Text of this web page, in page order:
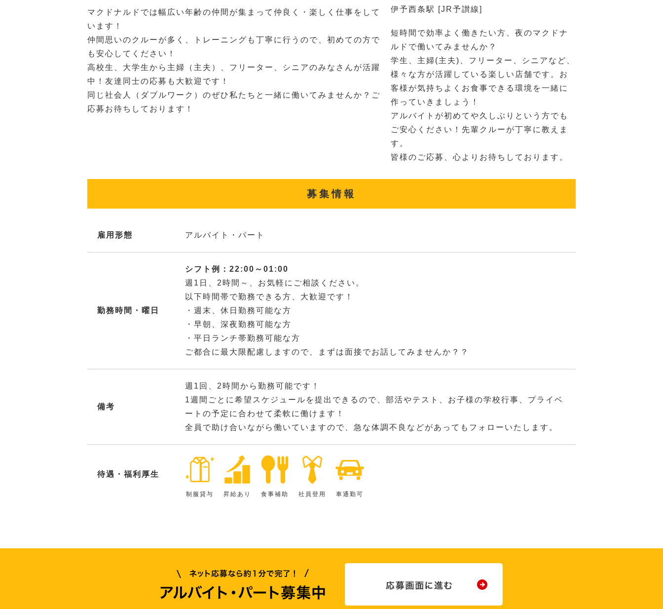
マクドナルドでは幅広い年齢の仲間が集まって仲良く・楽しく仕事をして
います！
仲間思いのクルーが多く、トレーニングも丁寧に行うので、初めての方で
も安心してください！
高校生、大学生から主婦（主夫）、フリーター、シニアのみなさんが活躍
中！友達同士の応募も大歓迎です！
同じ社会人（ダブルワーク）のぜひ私たちと一緒に働いてみませんか？ご
応募お待ちしております！
伊予西条駅 [JR予讃線]
短時間で効率よく働きたい方、夜のマクドナ
ルドで働いてみませんか？
学生、主婦(主夫)、フリーター、シニアなど、
様々な方が活躍している楽しい店舗です。お
客様が気持ちよくお食事できる環境を一緒に
作っていきましょう！
アルバイトが初めてや久しぶりという方でも
ご安心ください！先輩クルーが丁寧に教えま
す。
皆様のご応募、心よりお待ちしております。
募集情報
雇用形態 アルバイト・パート
勤務時間・曜日
シフト例：22:00～01:00
週1日、2時間～、お気軽にご相談ください。
以下時間帯で勤務できる方、大歓迎です！
・週末、休日勤務可能な方
・早朝、深夜勤務可能な方
・平日ランチ帯勤務可能な方
ご都合に最大限配慮しますので、まずは面接でお話してみませんか？？
備考
週1回、2時間から勤務可能です！
1週間ごとに希望スケジュールを提出できるので、部活やテスト、お子様の学校行事、プライベ
ートの予定に合わせて柔軟に働けます！
全員で助け合いながら働いていますので、急な体調不良などがあってもフォローいたします。
待遇・福利厚生
制服貸与 昇給あり 食事補助 社員登用 車通勤可